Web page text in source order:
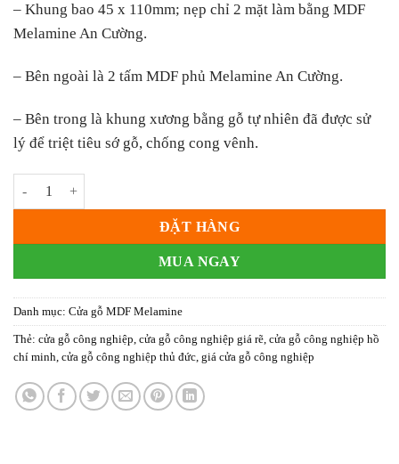
– Khung bao 45 x 110mm; nẹp chỉ 2 mặt làm bằng MDF
Melamine An Cường.
– Bên ngoài là 2 tấm MDF phủ Melamine An Cường.
– Bên trong là khung xương bằng gỗ tự nhiên đã được sử
lý để triệt tiêu sớ gỗ, chống cong vênh.
ĐẶT HÀNG
MUA NGAY
Danh mục: Cửa gỗ MDF Melamine
Thẻ: cửa gỗ công nghiệp cửa gỗ công nghiệp giá rẽ cửa gỗ công nghiệp hồ
chí minh cửa gỗ công nghiệp thủ đức giá cửa gỗ công nghiệp